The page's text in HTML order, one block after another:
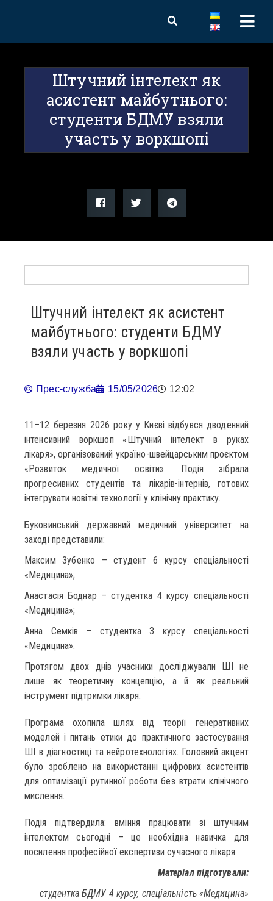
Штучний інтелект як
асистент майбутнього:
студенти БДМУ взяли
участь у воркшопі
Штучний інтелект як асистент
майбутнього: студенти БДМУ
взяли участь у воркшопі
Прес-служба 15/05/2026 12:02
11–12 березня 2026 року у Києві відбувся дводенний
інтенсивний воркшоп «Штучний інтелект в руках
лікаря», організований україно-швейцарським проєктом
«Розвиток медичної освіти». Подія зібрала
прогресивних студентів та лікарів-інтернів, готових
інтегрувати новітні технології у клінічну практику.
Буковинський державний медичний університет на
заході представили:
Максим Зубенко – студент 6 курсу спеціальності
«Медицина»;
Анастасія Боднар – студентка 4 курсу спеціальності
«Медицина»;
Анна Семків – студентка 3 курсу спеціальності
«Медицина».
Протягом двох днів учасники досліджували ШІ не
лише як теоретичну концепцію, а й як реальний
інструмент підтримки лікаря.
Програма охопила шлях від теорії генеративних
моделей і питань етики до практичного застосування
ШІ в діагностиці та нейротехнологіях. Головний акцент
було зроблено на використанні цифрових асистентів
для оптимізації рутинної роботи без втрати клінічного
мислення.
Подія підтвердила: вміння працювати зі штучним
інтелектом сьогодні – це необхідна навичка для
посилення професійної експертизи сучасного лікаря.
Матеріал підготували:
студентка БДМУ 4 курсу, спеціальність «Медицина»